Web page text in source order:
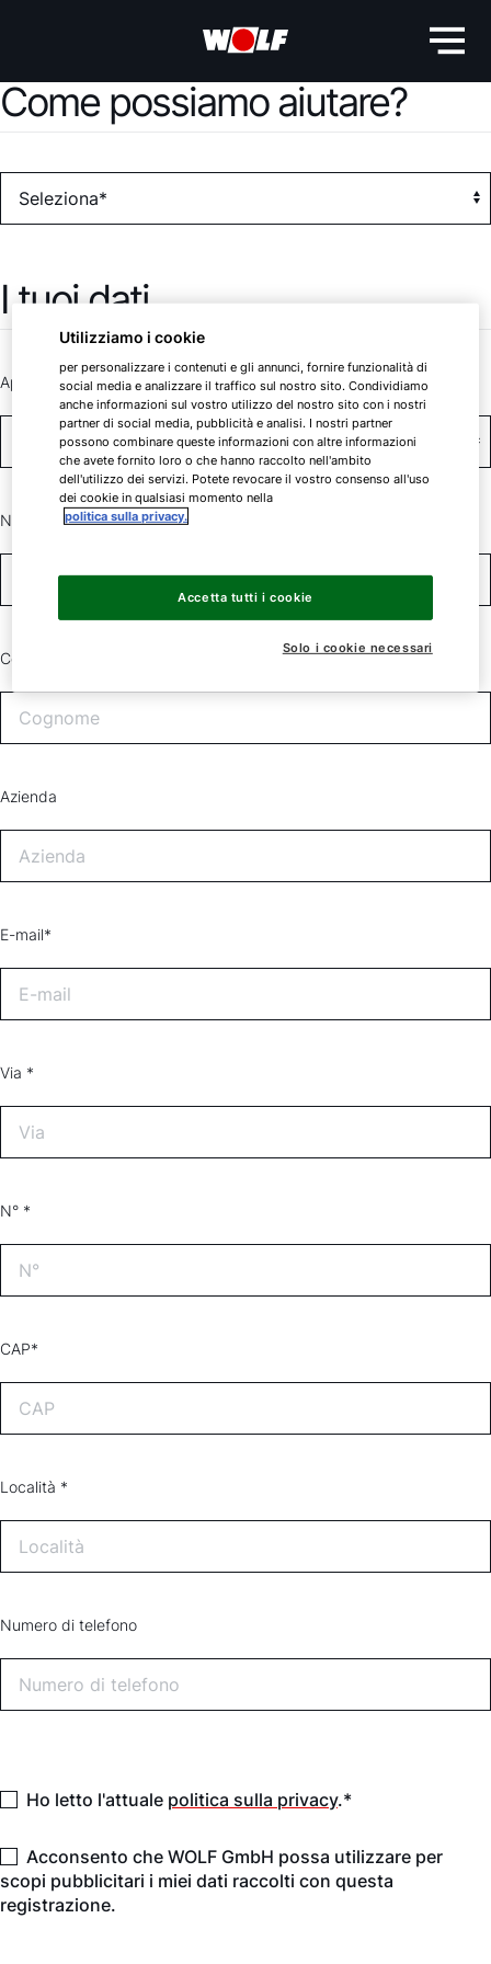
Come possiamo aiutare?
I tuoi dati
Appellativo *
Nome*
Cognome*
Azienda
E-mail*
Via *
N° *
CAP*
Località *
Numero di telefono
Ho letto l'attuale politica sulla privacy.*
Acconsento che WOLF GmbH possa utilizzare per
scopi pubblicitari i miei dati raccolti con questa
registrazione.
Utilizziamo i cookie
per personalizzare i contenuti e gli annunci, fornire funzionalità di
social media e analizzare il traffico sul nostro sito. Condividiamo
anche informazioni sul vostro utilizzo del nostro sito con i nostri
partner di social media, pubblicità e analisi. I nostri partner
possono combinare queste informazioni con altre informazioni
che avete fornito loro o che hanno raccolto nell'ambito
dell'utilizzo dei servizi. Potete revocare il vostro consenso all'uso
dei cookie in qualsiasi momento nella
politica sulla privacy.
Solo i cookie necessari
Accetta tutti i cookie